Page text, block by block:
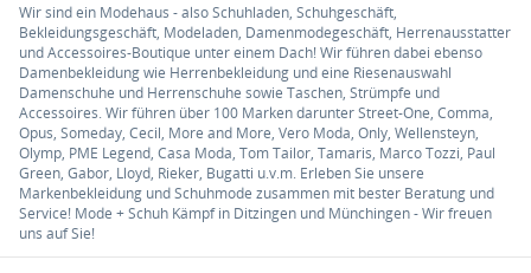
Wir sind ein Modehaus - also Schuhladen, Schuhgeschäft,
Bekleidungsgeschäft, Modeladen, Damenmodegeschäft, Herrenausstatter
und Accessoires-Boutique unter einem Dach! Wir führen dabei ebenso
Damenbekleidung wie Herrenbekleidung und eine Riesenauswahl
Damenschuhe und Herrenschuhe sowie Taschen, Strümpfe und
Accessoires. Wir führen über 100 Marken darunter Street-One, Comma,
Opus, Someday, Cecil, More and More, Vero Moda, Only, Wellensteyn,
Olymp, PME Legend, Casa Moda, Tom Tailor, Tamaris, Marco Tozzi, Paul
Green, Gabor, Lloyd, Rieker, Bugatti u.v.m. Erleben Sie unsere
Markenbekleidung und Schuhmode zusammen mit bester Beratung und
Service! Mode + Schuh Kämpf in Ditzingen und Münchingen - Wir freuen
uns auf Sie!